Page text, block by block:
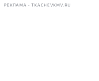
РЕКЛАМА • TKACHEVKMV.RU